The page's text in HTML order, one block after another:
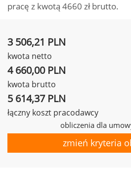
pracę z kwotą 4660 zł brutto.
3 506,21 PLN
kwota netto
4 660,00 PLN
kwota brutto
5 614,37 PLN
łączny koszt pracodawcy
obliczenia dla
zmień kryteria